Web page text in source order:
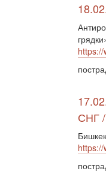
СНГ /